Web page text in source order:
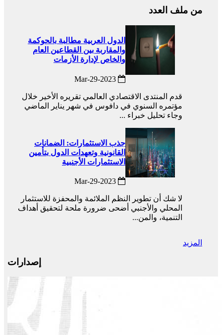
من ملف العدد
الدول العربية مطالبة بالحوكمة
والمقاربة بين القطاعين العام
والخاص لإدارة الأزمات
قدم المنتدى الاقتصادي العالمي تقريره الأخير خلال
مؤتمره السنوي في دافوس في شهر يناير الماضي
وجاء تحليل خبراء ...
جذب الاستثمارات: الضمانات
القانونية وتعهدات الدول بتأمين
الاستثمارات الأجنبية
لا شك أن تطوير النظم الملائمة والمحفزة للاستثمار
المحلي والأجنبي أضحى ضرورة ملحة لتحقيق أهداف
التنمية، والمن...
المزيد
إصدارات